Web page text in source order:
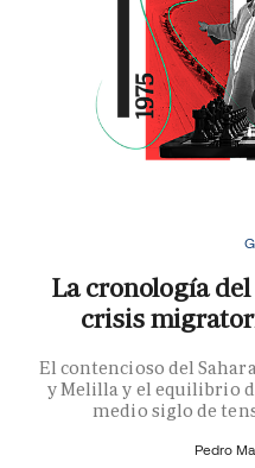
La cronología
crisis
El contencioso del
y Melilla y el equilibrio
medio siglo de
Pedro